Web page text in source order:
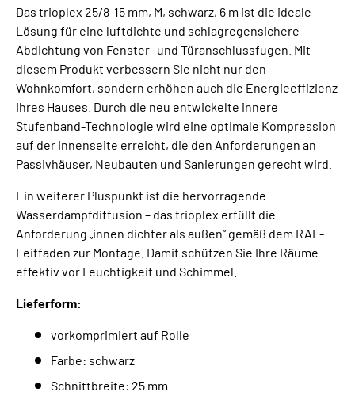
Das trioplex 25/8-15 mm, M, schwarz, 6 m ist die ideale
Lösung für eine luftdichte und schlagregensichere
Abdichtung von Fenster- und Türanschlussfugen. Mit
diesem Produkt verbessern Sie nicht nur den
Wohnkomfort, sondern erhöhen auch die Energieeffizienz
Ihres Hauses. Durch die neu entwickelte innere
Stufenband-Technologie wird eine optimale Kompression
auf der Innenseite erreicht, die den Anforderungen an
Passivhäuser, Neubauten und Sanierungen gerecht wird.
Ein weiterer Pluspunkt ist die hervorragende
Wasserdampfdiffusion – das trioplex erfüllt die
Anforderung „innen dichter als außen“ gemäß dem RAL-
Leitfaden zur Montage. Damit schützen Sie Ihre Räume
effektiv vor Feuchtigkeit und Schimmel.
Lieferform:
vorkomprimiert auf Rolle
Farbe: schwarz
Schnittbreite: 25 mm